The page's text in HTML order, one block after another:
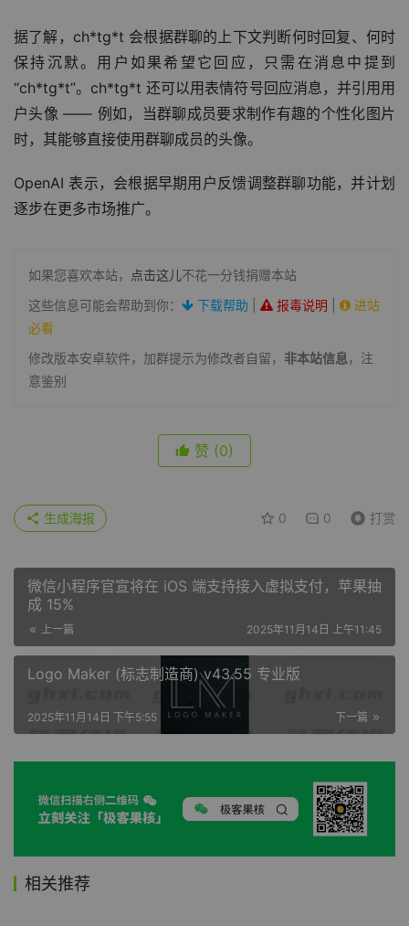
据了解，ch*tg*t 会根据群聊的上下文判断何时回复、何时
保持沉默。用户如果希望它回应，只需在消息中提到
“ch*tg*t”。ch*tg*t 还可以用表情符号回应消息，并引用用
户头像 —— 例如，当群聊成员要求制作有趣的个性化图片
时，其能够直接使用群聊成员的头像。
OpenAI 表示，会根据早期用户反馈调整群聊功能，并计划
逐步在更多市场推广。
如果您喜欢本站， 点击这儿不花一分钱捐赠本站
这些信息可能会帮助到你：
下载帮助 报毒说明
进站
必看
修改版本安卓软件，加群提示为修改者自留， 非本站信息，注
意鉴别
赞 (0)
0 0 打赏
生成海报
微信小程序官宣将在 iOS 端支持接入虚拟支付，苹果抽
成 15%
上一篇 2025年11月14日 上午11:45
Logo Maker (标志制造商) v43.55 专业版
下一篇
2025年11月14日 下午5:55
相关推荐